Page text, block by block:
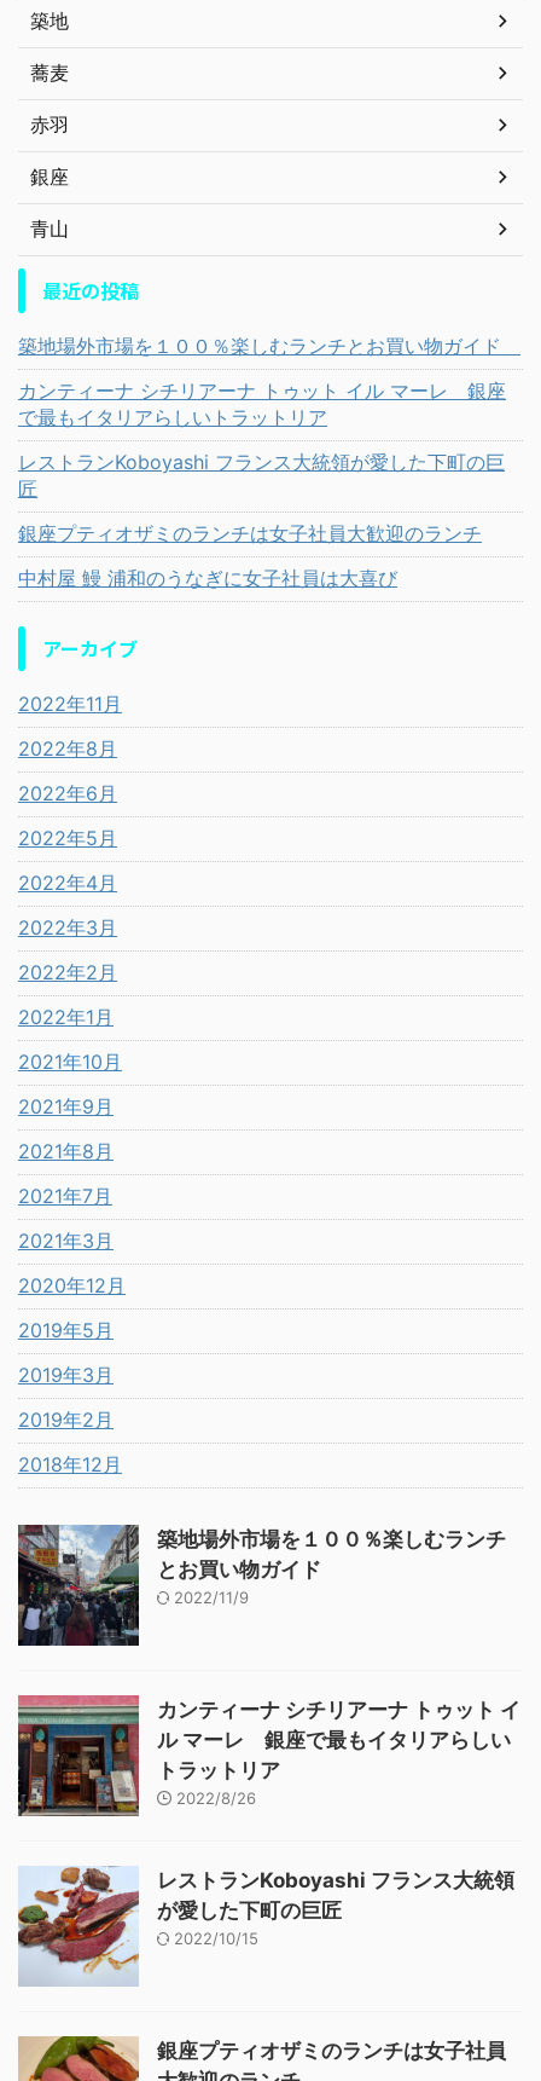
築地
蕎麦
赤羽
銀座
青山
最近の投稿
築地場外市場を１００％楽しむランチとお買い物ガイド
カンティーナ シチリアーナ トゥット イル マーレ 銀座
で最もイタリアらしいトラットリア
レストランKoboyashi フランス大統領が愛した下町の巨
匠
銀座プティオザミのランチは女子社員大歓迎のランチ
中村屋 鰻 浦和のうなぎに女子社員は大喜び
アーカイブ
2022年11月
2022年8月
2022年6月
2022年5月
2022年4月
2022年3月
2022年2月
2022年1月
2021年10月
2021年9月
2021年8月
2021年7月
2021年3月
2020年12月
2019年5月
2019年3月
2019年2月
2018年12月
築地場外市場を１００％楽しむランチ
とお買い物ガイド
2022/11/9
カンティーナ シチリアーナ トゥット イ
ル マーレ 銀座で最もイタリアらしい
トラットリア
2022/8/26
レストランKoboyashi フランス大統領
が愛した下町の巨匠
2022/10/15
銀座プティオザミのランチは女子社員